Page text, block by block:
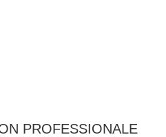
PROFESSIONALE